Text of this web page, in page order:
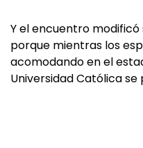
Y el encuentro
porque mientras los
acomodando en el
Universidad Católica